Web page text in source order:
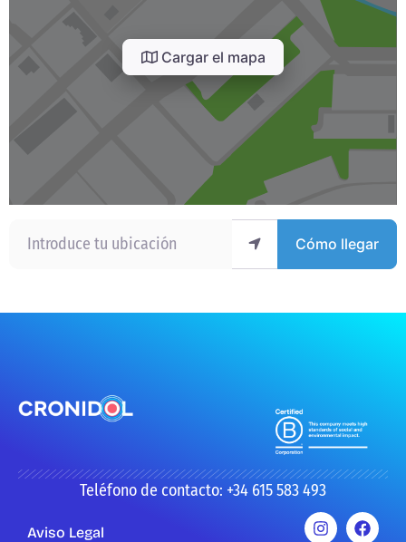
Cargar el mapa
Cómo llegar
Teléfono de contacto: +34 615 583 493
Aviso Legal